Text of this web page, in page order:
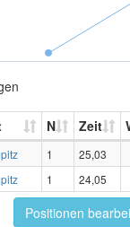
N Zeit
1
25,03
1 24,05
Positionen